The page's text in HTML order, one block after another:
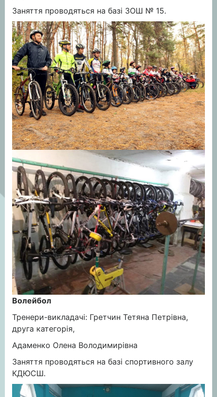
Заняття проводяться на базі ЗОШ № 15.
Волейбол
Тренери-викладачі: Гретчин Тетяна Петрівна,
друга категорія,
Адаменко Олена Володимирівна
Заняття проводяться на базі спортивного залу
КДЮСШ.